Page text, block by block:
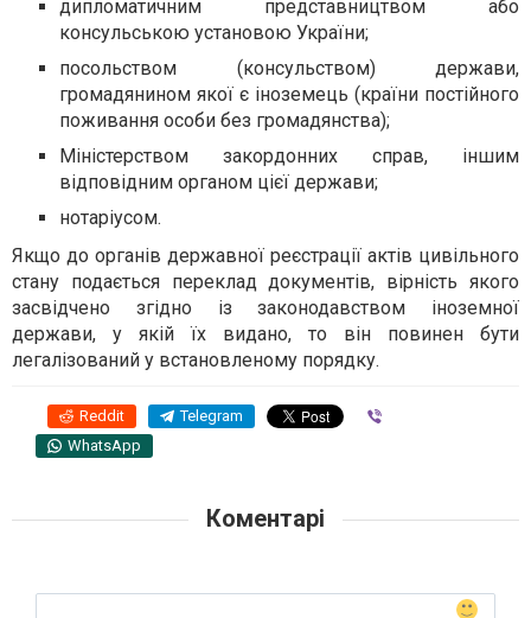
дипломатичним представництвом або
консульською установою України;
посольством (консульством) держави,
громадянином якої є іноземець (країни постійного
поживання особи без громадянства);
Міністерством закордонних справ, іншим
відповідним органом цієї держави;
нотаріусом.
Якщо до органів державної реєстрації актів цивільного
стану подається переклад документів, вірність якого
засвідчено згідно із законодавством іноземної
держави, у якій їх видано, то він повинен бути
легалізований у встановленому порядку.
Reddit Telegram
WhatsApp
Коментарі